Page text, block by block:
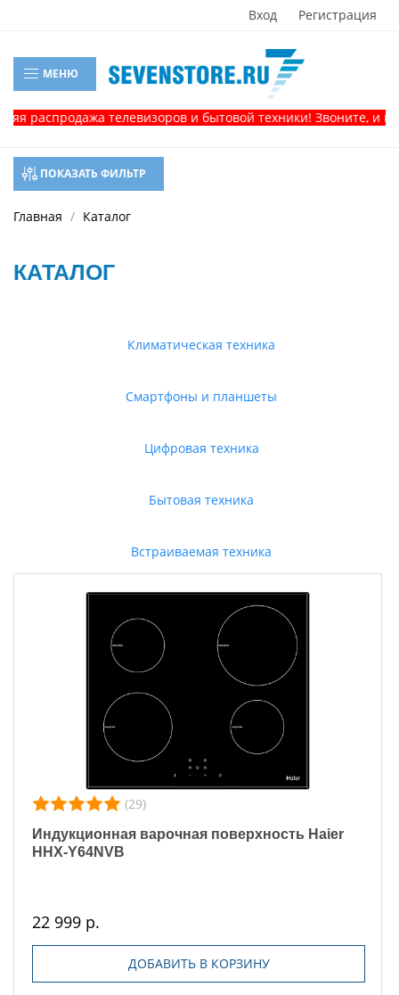
Вход Регистрация
МЕНЮ
телевизоров и бытовой техники! Звоните, и
ПОКАЗАТЬ ФИЛЬТР
Главная Каталог
КАТАЛОГ
Климатическая техника
Смартфоны и планшеты
Цифровая техника
Бытовая техника
Встраиваемая техника
(29)
Индукционная варочная поверхность Haier
HHX-Y64NVB
22 999 р.
ДОБАВИТЬ В КОРЗИНУ